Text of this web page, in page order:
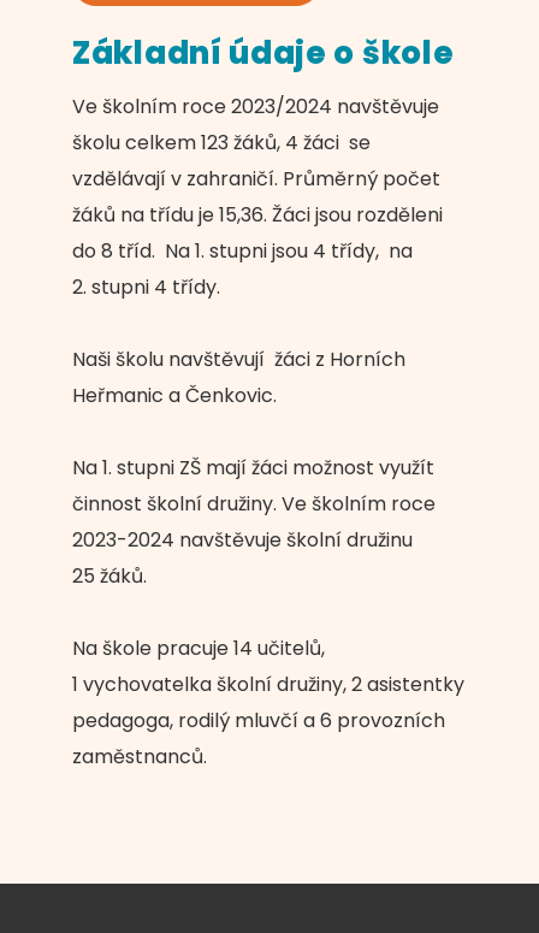
Základní údaje o škole
Ve školním roce 2023/2024 navštěvuje
školu celkem 123 žáků, 4 žáci se
vzdělávají v zahraničí. Průměrný počet
žáků na třídu je 15,36. Žáci jsou rozděleni
do 8 tříd. Na 1. stupni jsou 4 třídy, na
2. stupni 4 třídy.
Naši školu navštěvují žáci z Horních
Heřmanic a Čenkovic.
Na 1. stupni ZŠ mají žáci možnost využít
činnost školní družiny. Ve školním roce
2023-2024 navštěvuje školní družinu
25 žáků.
Na škole pracuje 14 učitelů,
1 vychovatelka školní družiny, 2 asistentky
pedagoga, rodilý mluvčí a 6 provozních
zaměstnanců.